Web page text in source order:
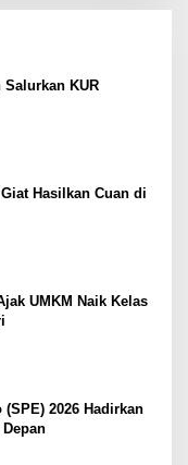
Salurkan KUR
Hasilkan Cuan di
UMKM Naik Kelas
2026 Hadirkan